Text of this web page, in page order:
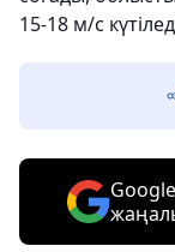
15-18 м/с